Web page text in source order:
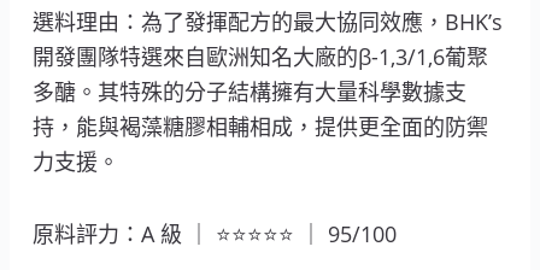
選料理由：為了發揮配方的最大協同效應，BHK’s
開發團隊特選來自歐洲知名大廠的β-1,3/1,6葡聚
多醣。其特殊的分子結構擁有大量科學數據支
持，能與褐藻糖膠相輔相成，提供更全面的防禦
力支援。
原料評力：A 級 ｜ ⭐⭐⭐⭐⭐ ｜ 95/100